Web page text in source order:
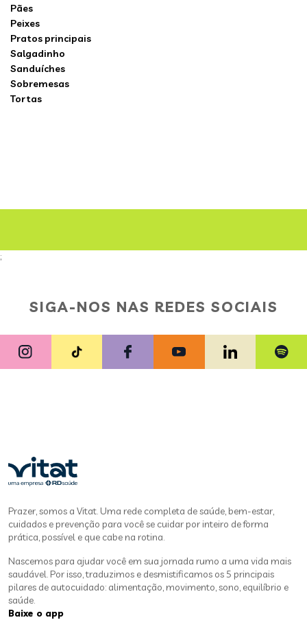
Pães
Peixes
Pratos principais
Salgadinho
Sanduíches
Sobremesas
Tortas
;
SIGA-NOS NAS REDES SOCIAIS
Prazer, somos a Vitat. Uma rede completa de saúde, bem-estar,
cuidados e prevenção para você se cuidar por inteiro de forma
prática, possível e que cabe na rotina.
Nascemos para ajudar você em sua jornada rumo a uma vida mais
saudável. Por isso, traduzimos e desmistificamos os 5 principais
pilares de autocuidado: alimentação, movimento, sono, equilíbrio e
saúde.
Baixe o app